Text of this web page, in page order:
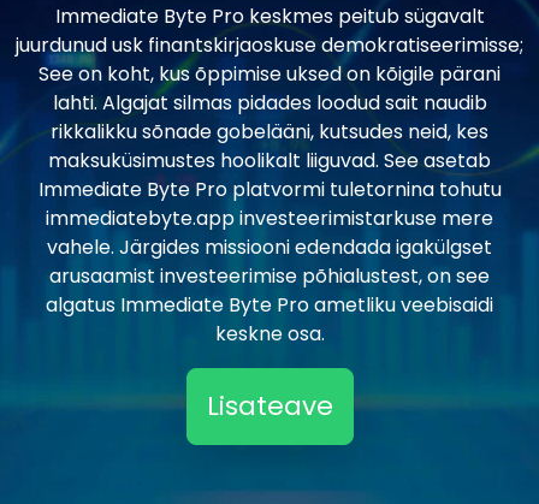
Immediate Byte Pro keskmes peitub sügavalt
juurdunud usk finantskirjaoskuse demokratiseerimisse;
See on koht, kus õppimise uksed on kõigile pärani
lahti. Algajat silmas pidades loodud sait naudib
rikkalikku sõnade gobelääni, kutsudes neid, kes
maksuküsimustes hoolikalt liiguvad. See asetab
Immediate Byte Pro platvormi tuletornina tohutu
immediatebyte.app investeerimistarkuse mere
vahele. Järgides missiooni edendada igakülgset
arusaamist investeerimise põhialustest, on see
algatus Immediate Byte Pro ametliku veebisaidi
keskne osa.
Lisateave